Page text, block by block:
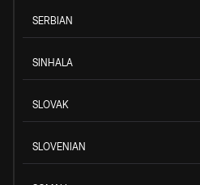
SERBIAN
SINHALA
SLOVAK
SLOVENIAN